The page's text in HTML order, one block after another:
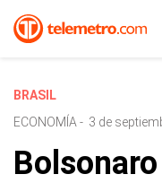
BRASIL
ECONOMÍA - 3 de